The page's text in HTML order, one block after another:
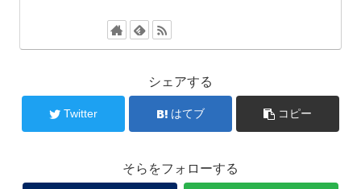
シェアする
Twitter はてブ コピー
そらをフォローする